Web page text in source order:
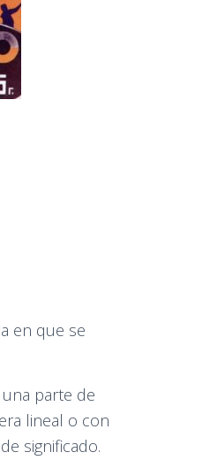
en que se
parte de
lineal o con
significado.